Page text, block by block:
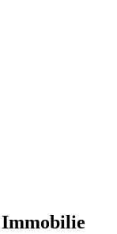
Immobilie